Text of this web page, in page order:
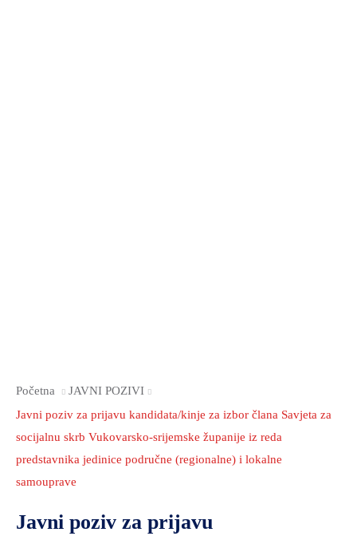
Početna
JAVNI POZIVI
Javni poziv za prijavu kandidata/kinje za izbor člana Savjeta za
socijalnu skrb Vukovarsko-srijemske županije iz reda
predstavnika jedinice područne (regionalne) i lokalne
samouprave
Javni poziv za prijavu